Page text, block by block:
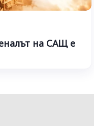
на САЩ е